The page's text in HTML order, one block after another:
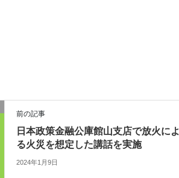
前の記事
日本政策金融公庫館山支店で放火によ
る火災を想定した講話を実施
2024年1月9日